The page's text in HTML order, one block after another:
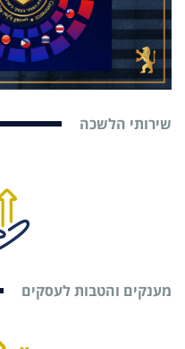
שירותי הלשכה
מענקים והטבות לעסקים